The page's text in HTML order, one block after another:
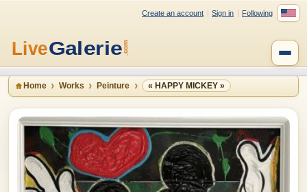
Create an account Sign in Following
Home Works Peinture « HAPPY MICKEY »